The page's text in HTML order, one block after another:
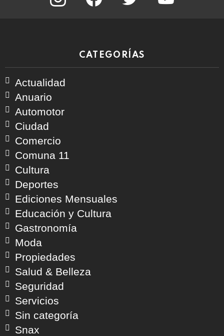
CATEGORÍAS
Actualidad
Anuario
Automotor
Ciudad
Comercio
Comuna 11
Cultura
Deportes
Ediciones Mensuales
Educación y Cultura
Gastronomía
Moda
Propiedades
Salud & Belleza
Seguridad
Servicios
Sin categoría
Snax